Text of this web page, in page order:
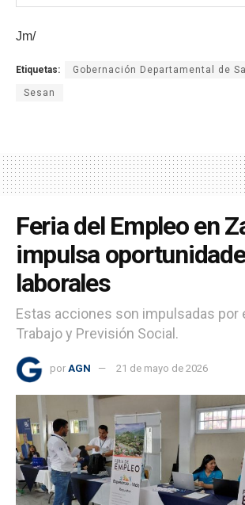
Jm/
Etiquetas: Gobernación Departamental de
Sesan
Feria del Empleo en
impulsa
laborales
Estas acciones son impulsadas por
Trabajo y Previsión Social.
por AGN 21 de mayo de 2026